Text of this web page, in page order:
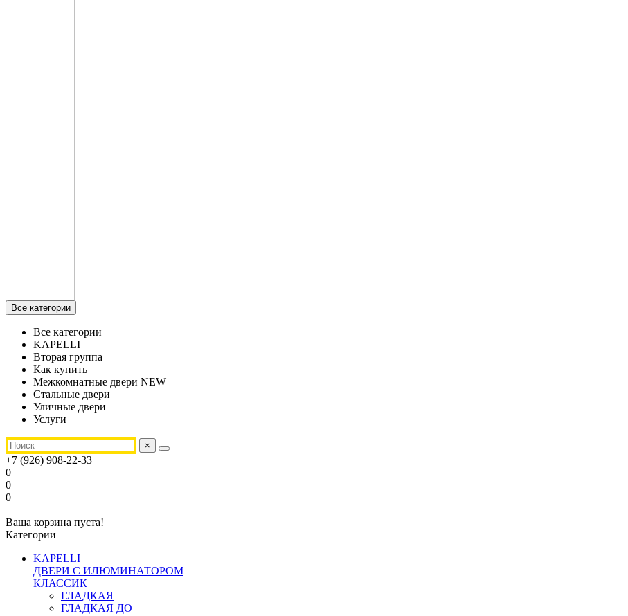
Все категории
Все категории
KAPELLI
Вторая группа
Как купить
Межкомнатные двери NEW
Стальные двери
Уличные двери
Услуги
×
+7 (926) 908-22-33
0
0
0
Ваша корзина пуста!
Категории
KAPELLI
ДВЕРИ С ИЛЮМИНАТОРОМ
КЛАССИК
ГЛАДКАЯ
ГЛАДКАЯ ДО